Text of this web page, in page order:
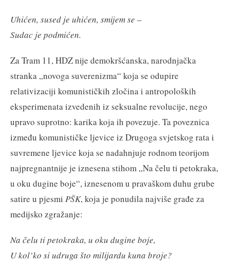
Uhićen, sused je uhićen, smijem se –
Sudac je podmićen.
Za Tram 11, HDZ nije demokršćanska, narodnjačka
stranka „novoga suverenizma“ koja se odupire
relativizaciji komunističkih zločina i antropoloških
eksperimenata izvedenih iz seksualne revolucije, nego
upravo suprotno: karika koja ih povezuje. Ta poveznica
između komunističke ljevice iz Drugoga svjetskog rata i
suvremene ljevice koja se nadahnjuje rodnom teorijom
najpregnantnije je iznesena stihom „Na čelu ti petokraka,
u oku dugine boje“, iznesenom u pravaškom duhu grube
satire u pjesmi PŠK, koja je ponudila najviše građe za
medijsko zgražanje:
Na čelu ti petokraka, u oku dugine boje,
U kol’ko si udruga što milijardu kuna broje?